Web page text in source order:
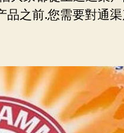
之前.您需要對通